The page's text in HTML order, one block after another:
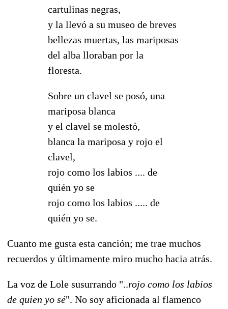
cartulinas negras,
y la llevó a su museo de breves
bellezas muertas, las mariposas
del alba lloraban por la
floresta.
Sobre un clavel se posó, una
mariposa blanca
y el clavel se molestó,
blanca la mariposa y rojo el
clavel,
rojo como los labios .... de
quién yo se
rojo como los labios ..... de
quién yo se.
Cuanto me gusta esta canción; me trae muchos
recuerdos y últimamente miro mucho hacia atrás.
La voz de Lole susurrando "..rojo como los labios
de quien yo sé". No soy aficionada al flamenco